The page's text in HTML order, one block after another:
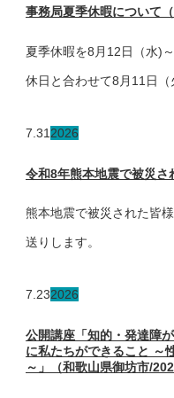
事務局夏季休暇について
夏季休暇を8月12日（水)
休日と合わせて8月11日（
7.31 2026
令和8年熊本地震で被災さ
熊本地震で被災された皆
送りします。
7.232026
公開講座「知的・発達障
に私たちができること ～
～」（和歌山県御坊市/